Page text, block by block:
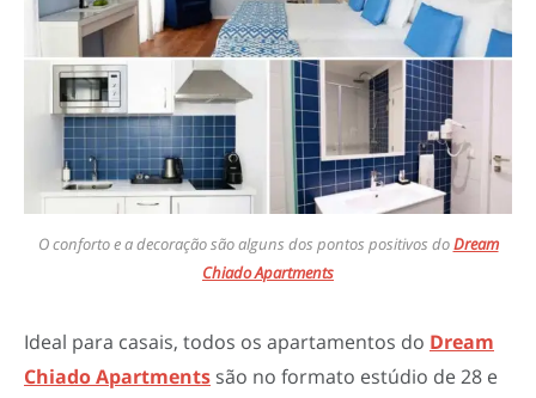
O conforto e a decoração são alguns dos pontos positivos doDream
Chiado Apartments
Ideal para casais, todos os apartamentos do Dream
Chiado Apartments são no formato estúdio de 28 e